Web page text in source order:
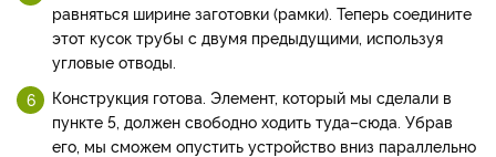
равняться ширине заготовки (рамки). Теперь соедините
этот кусок трубы с двумя предыдущими, используя
угловые отводы.
Конструкция готова. Элемент, который мы сделали в
пункте 5, должен свободно ходить туда–сюда. Убрав
его, мы сможем опустить устройство вниз параллельно